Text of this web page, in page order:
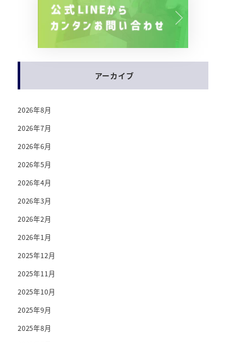
アーカイブ
2026年8月
2026年7月
2026年6月
2026年5月
2026年4月
2026年3月
2026年2月
2026年1月
2025年12月
2025年11月
2025年10月
2025年9月
2025年8月